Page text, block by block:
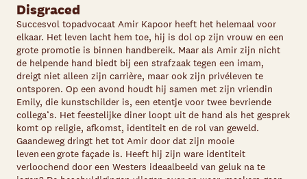
Disgraced
Succesvol topadvocaat Amir Kapoor heeft het helemaal voor
elkaar. Het leven lacht hem toe, hij is dol op zijn vrouw en een
grote promotie is binnen handbereik. Maar als Amir zijn nicht
de helpende hand biedt bij een strafzaak tegen een imam,
dreigt niet alleen zijn carrière, maar ook zijn privéleven te
ontsporen. Op een avond houdt hij samen met zijn vriendin
Emily, die kunstschilder is, een etentje voor twee bevriende
collega’s. Het feestelijke diner loopt uit de hand als het gesprek
komt op religie, afkomst, identiteit en de rol van geweld.
Gaandeweg dringt het tot Amir door dat zijn mooie
leven een grote façade is. Heeft hij zijn ware identiteit
verloochend door een Westers ideaalbeeld van geluk na te